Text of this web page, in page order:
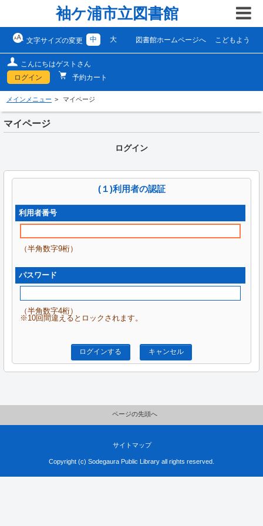
袖ケ浦市立図書館
文字サイズの変更 中 大 図書館ホームページへ こどもよう
こんにちはゲストさん
ログイン
予約カート
メインメニュー マイページ
マイページ
ログイン
(１)利用者の認証
利用者番号
（半角数字9桁）
パスワード
（半角数字4桁）
※10回間違えるとロックされます。
ログインする キャンセル
ページの先頭へ
サイトマップ
Copyright (c) Sodegaura Public Library all rights reserved.